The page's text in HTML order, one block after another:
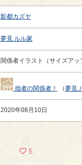
影都カズヤ
夢見 ルル家
関係者イラスト（サイズアッ
拙者の関係者！ （夢見
2020年08月10日
5